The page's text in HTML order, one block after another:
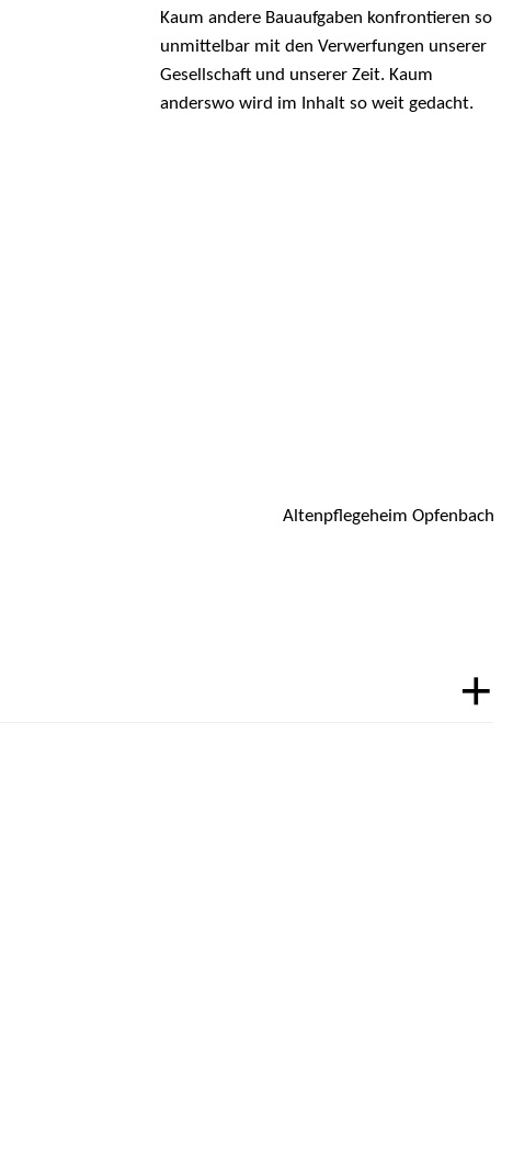
Kaum andere Bauaufgaben konfrontieren so
unmittelbar mit den Verwerfungen unserer
Gesellschaft und unserer Zeit. Kaum
anderswo wird im Inhalt so weit gedacht.
Altenpflegeheim Opfenbach